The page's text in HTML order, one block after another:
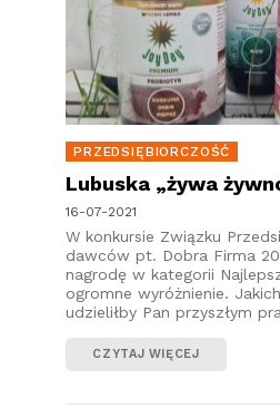
PRZEDSIĘBIORCZOŚĆ
Lubuska „żywa
16-07-2021
W konkursie Związku
dawców pt. Dobra Firma
nagrodę w kategorii
ogromne wyróżnienie.
udzieliłby Pan przyszłym
CZYTAJ WIĘCEJ